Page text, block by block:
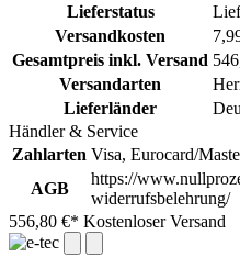
Lieferstatus
Versandkosten
Gesamtpreis inkl. Versand
Versandarten
Lieferländer
Händler & Service
Zahlarten Visa, Eurocard/
AGB
https://
widerrufsbelehrung/
556,80 €* Kostenloser Versand